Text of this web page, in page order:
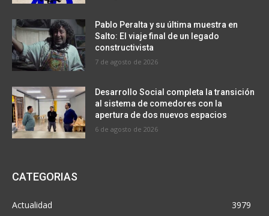
Pablo Peralta y su última muestra en
Salto: El viaje final de un legado
constructivista
7 de agosto de 2026
Desarrollo Social completa la transición
al sistema de comedores con la
apertura de dos nuevos espacios
6 de agosto de 2026
CATEGORIAS
Actualidad 3979